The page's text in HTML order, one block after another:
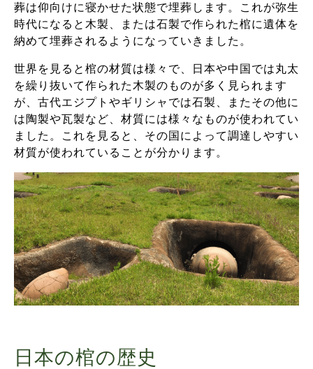
葬は仰向けに寝かせた状態で埋葬します。
これが弥生
時代になると木製、または石製で作られた棺に遺体を
納めて埋葬されるようになっていきました。
世界を見ると棺の材質は様々で、日本や中国では丸太
を繰り抜いて作られた木製のものが多く見られます
が、古代エジプトやギリシャでは石製、またその他に
は陶製や瓦製など、材質には様々なものが使われてい
ました。これを見ると、その国によって調達しやすい
材質が使われていることが分かります。
日本の棺の歴史